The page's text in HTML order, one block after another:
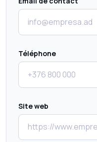
Téléphone
Site web